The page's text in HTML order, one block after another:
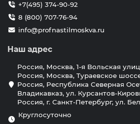
+7(495) 374-90-92
8 (800) 707-76-94
info@profnastilmoskva.ru
Наш адрес
Россия, Москва, 1-я Вольская
Россия, Москва, Тураевское
Россия, Республика Северная
Владикавказ, ул. Курсантов-
Россия, г. Санкт-Петербург, ул.
Круглосуточно